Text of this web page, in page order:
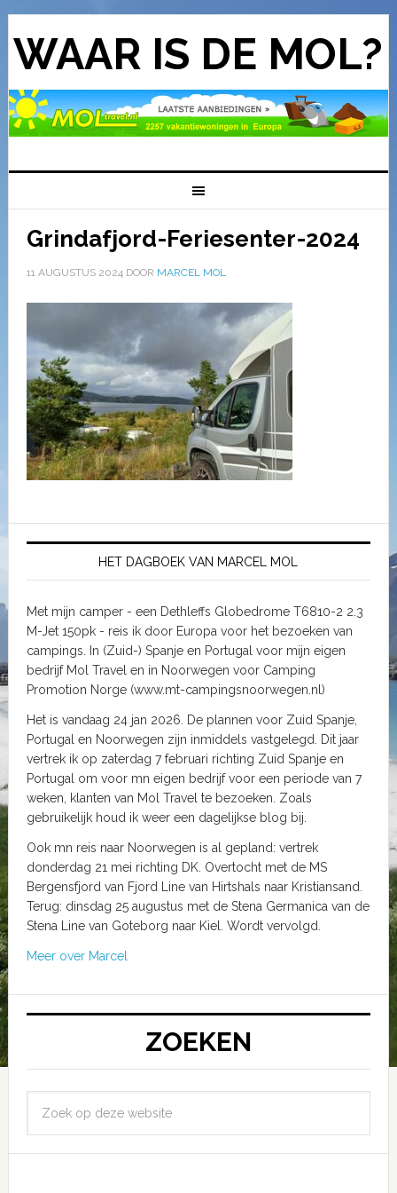
WAAR IS DE MOL?
Grindafjord-Feriesenter-2024
11 AUGUSTUS 2024DOOR MARCEL MOL
HET DAGBOEK VAN MARCEL MOL
Met mijn camper - een Dethleffs Globedrome T6810-2 2.3
M-Jet 150pk - reis ik door Europa voor het bezoeken van
campings. In (Zuid-) Spanje en Portugal voor mijn eigen
bedrijf Mol Travel en in Noorwegen voor Camping
Promotion Norge (www.mt-campingsnoorwegen.nl)
Het is vandaag 24 jan 2026. De plannen voor Zuid Spanje,
Portugal en Noorwegen zijn inmiddels vastgelegd. Dit jaar
vertrek ik op zaterdag 7 februari richting Zuid Spanje en
Portugal om voor mn eigen bedrijf voor een periode van 7
weken, klanten van Mol Travel te bezoeken. Zoals
gebruikelijk houd ik weer een dagelijkse blog bij.
Ook mn reis naar Noorwegen is al gepland: vertrek
donderdag 21 mei richting DK. Overtocht met de MS
Bergensfjord van Fjord Line van Hirtshals naar Kristiansand.
Terug: dinsdag 25 augustus met de Stena Germanica van de
Stena Line van Goteborg naar Kiel. Wordt vervolgd.
Meer over Marcel
ZOEKEN